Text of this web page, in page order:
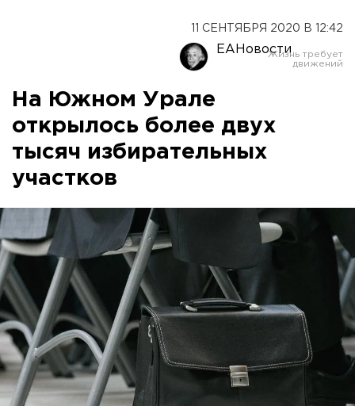
11 СЕНТЯБРЯ 2020 В 12:42
ЕАНовости
На Южном Урале
открылось более двух
тысяч избирательных
участков